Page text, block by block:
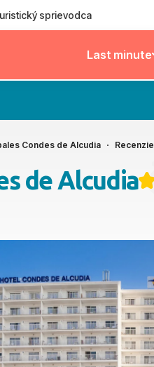
sprievodca
Last minute
Condes de Alcudia Recenzie
de Alcudia